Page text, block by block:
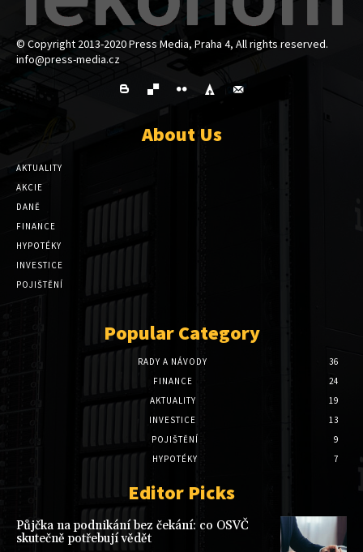
© Copyright 2013-2020 Press Media, Praha 4, All rights reserved.
info@press-media.cz
About Us
AKTUALITY
AKCIE
DANĚ
FINANCE
HYPOTÉKY
INVESTICE
POJIŠTĚNÍ
Popular Category
RADY A NÁVODY
36
FINANCE
24
AKTUALITY
19
INVESTICE
13
POJIŠTĚNÍ
9
HYPOTÉKY
7
Editor Picks
Půjčka na podnikání bez čekání: co OSVČ
skutečně potřebují vědět